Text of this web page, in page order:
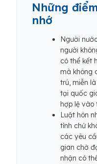
Những
nhớ
Người
người
có thể kết
mà không
trú, miễn
tại quốc
hợp lệ vào
Luật hôn
tỉnh chứ
các yêu
gian chờ
nhận có